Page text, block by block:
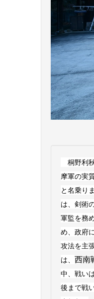
桐野利
摩軍の実
と名乗り
は、剣術
軍監を務
め、政府
攻法を主
は、 西南
中、戦い
後まで戦